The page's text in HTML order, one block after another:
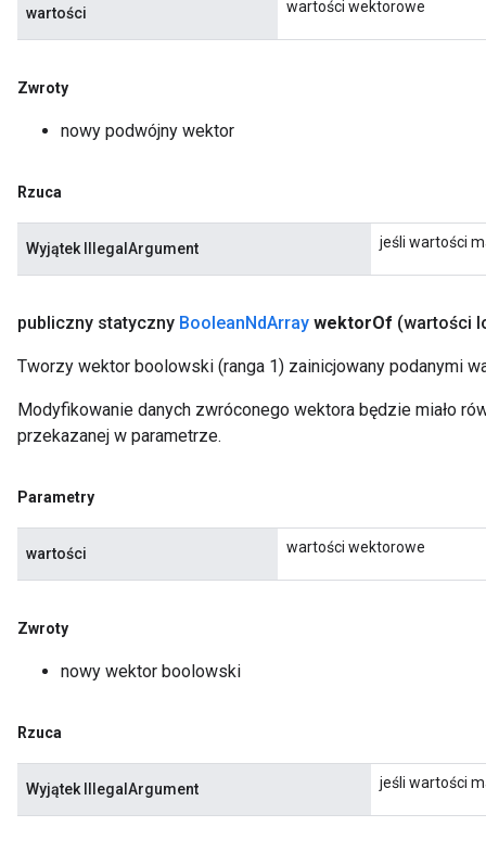
wartości wartości wektorowe
Zwroty
nowy podwójny wektor
Rzuca
Wyjątek IllegalArgument jeśli wartości
publiczny statyczny BooleanNdArray wektorOf (wartości
Tworzy wektor boolowski (ranga 1) zainicjowany podanymi
Modyfikowanie danych zwróconego wektora będzie miało
przekazanej w parametrze.
Parametry
wartości wartości wektorowe
Zwroty
nowy wektor boolowski
Rzuca
Wyjątek IllegalArgument jeśli wartości